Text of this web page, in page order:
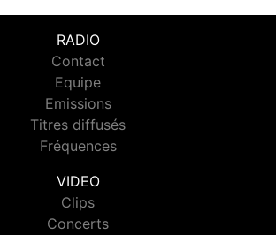
RADIO
Contact
Equipe
Emissions
Titres diffusés
Fréquences
VIDEO
Clips
Concerts